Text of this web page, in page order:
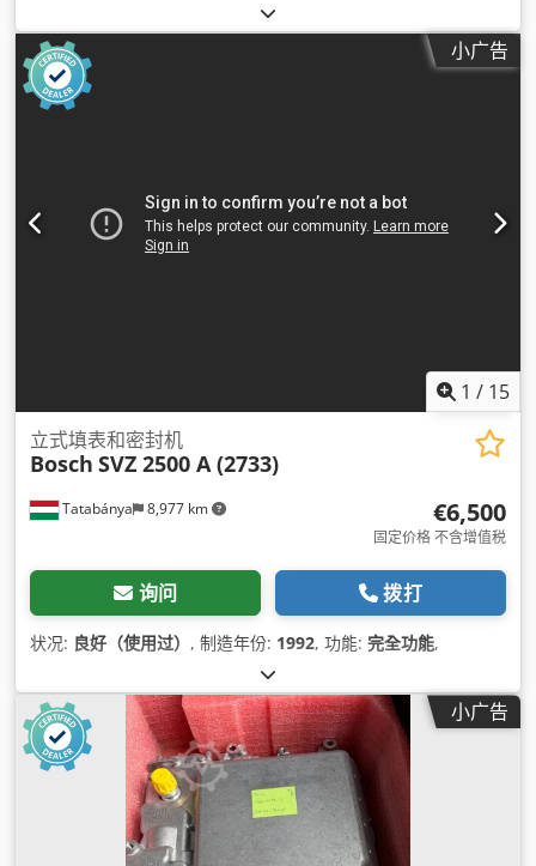
小广告
1 / 15
Tatabánya 8,977 km
立式填表和密封机
Bosch SVZ 2500 A (2733)
€6,500
固定价格 不含增值税
询问 拨打
状况: 良好（使用过） , 制造年份: 1992, 功能: 完全功能,
小广告